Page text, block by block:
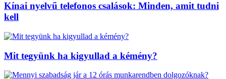
Kínai nyelvű telefonos csalások: Minden, amit tudni
kell
Mit tegyünk ha kigyullad a kémény?